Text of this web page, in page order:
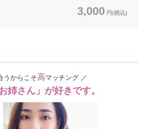
3,000 円(税込)
うからこそ高マッチング ／
姉さん」が好きです。